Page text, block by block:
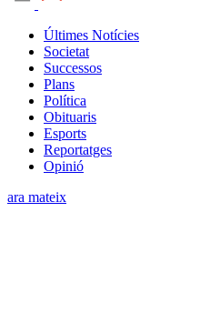
Últimes Notícies
Societat
Successos
Plans
Política
Obituaris
Esports
Reportatges
Opinió
ara mateix